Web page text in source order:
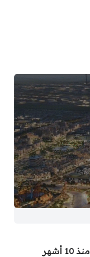
منذ 10 أشهر